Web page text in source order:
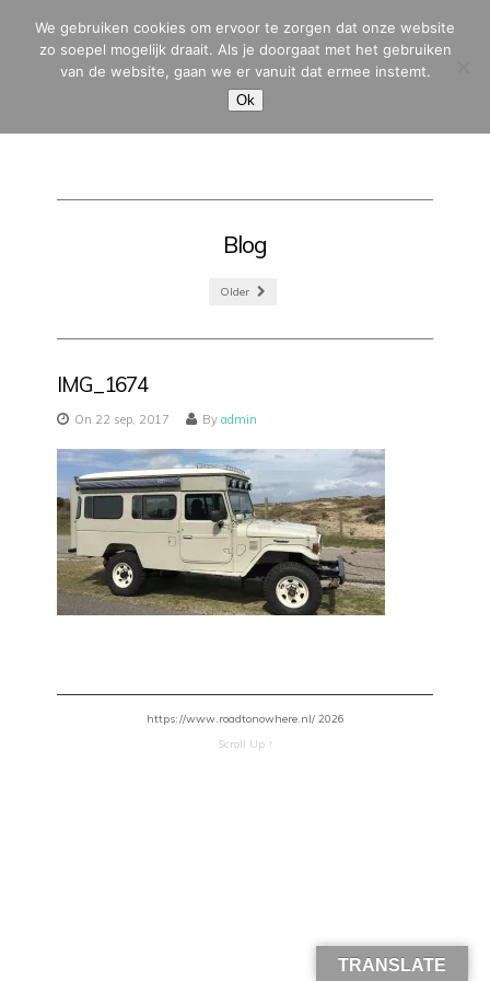
MENU
Blog
Older
IMG_1674
On 22 sep, 2017 Byadmin
https://www.roadtonowhere.nl/ 2026
Scroll Up ↑
TRANSLATE
We gebruiken cookies om ervoor te zorgen dat onze website
zo soepel mogelijk draait. Als je doorgaat met het gebruiken
van de website, gaan we er vanuit dat ermee instemt.
Ok